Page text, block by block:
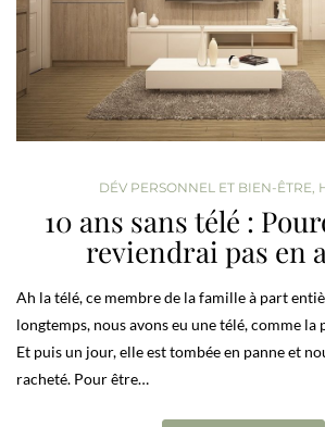
DÉV PERSONNEL ET BIEN-ÊTRE
10 ans sans télé :
reviendrai pas en
Ah la télé, ce membre de la famille à part
longtemps, nous avons eu une télé, comme la
Et puis un jour, elle est tombée en panne et
racheté. Pour être…